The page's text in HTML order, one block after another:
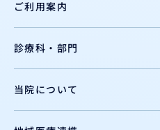
ご利用案内
診療科・部門
当院について